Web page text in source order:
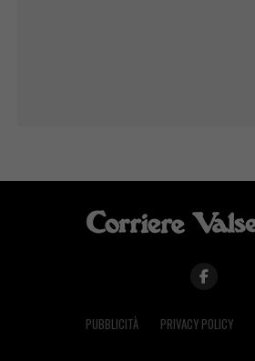
PUBBLICITÀ PRIVACY POLICY